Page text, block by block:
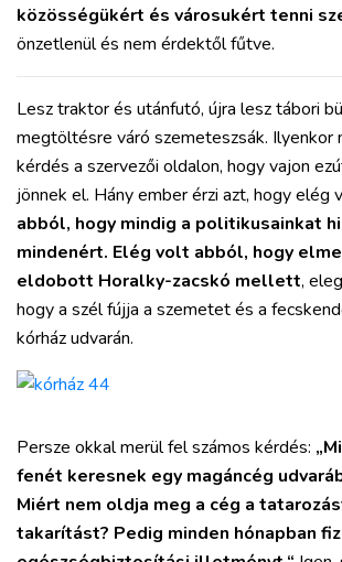
MIX
közösségükért és városukért tenni
önzetlenül és nem érdektől fűtve.
Lesz traktor és utánfutó, újra lesz tábori
megtöltésre váró szemeteszsák. Ilyenkor
kérdés a szervezői oldalon, hogy vajon
jönnek el. Hány ember érzi azt, hogy elég
abból, hogy mindig a politikusainkat
mindenért. Elég volt abból, hogy
eldobott Horalky-zacskó mellett,
hogy a szél fújja a szemetet és a
kórház udvarán.
Persze okkal merül fel számos kérdés:
fenét keresnek egy magáncég
Miért nem oldja meg a cég a
takarítást? Pedig minden hónapban